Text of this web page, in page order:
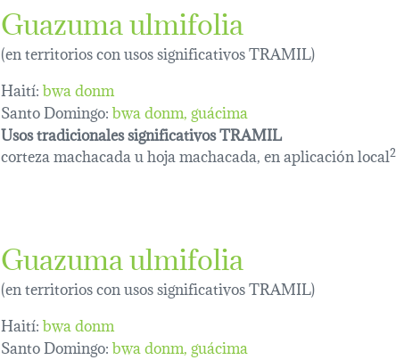
Guazuma ulmifolia
(en territorios con usos significativos TRAMIL)
Haití:bwa donm
Santo Domingo:bwa donm guácima
Usos tradicionales significativos TRAMIL
corteza machacada u hoja machacada, en aplicación local2
Guazuma ulmifolia
(en territorios con usos significativos TRAMIL)
Haití:bwa donm
Santo Domingo:bwa donm guácima